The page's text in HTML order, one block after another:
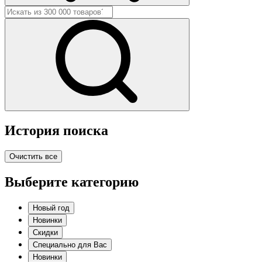
История поиска
Очистить все
Выберите категорию
Новый год
Новинки
Скидки
Специально для Вас
Новинки